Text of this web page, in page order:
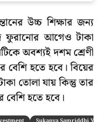
উচ্চ শিক্ষার জন্য
ফুরানোর আগেও টাকা
অবশ্যই দশম শ্রেণী
হতে হবে। বিয়ের
তোলা যায় কিন্তু তার
হতে হবে।